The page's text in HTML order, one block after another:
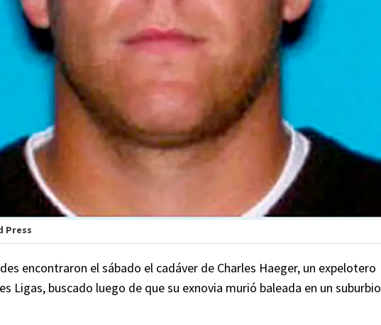
Press
encontraron el sábado el cadáver de Charles Haeger, un expelotero
Ligas, buscado luego de que su exnovia murió baleada en un suburbio